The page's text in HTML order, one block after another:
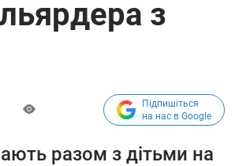
з
Підпишіться
на нас в Google
разом з дітьми на